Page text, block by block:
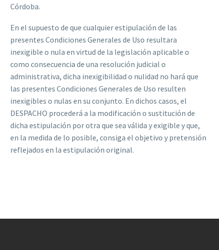
Córdoba.
En el supuesto de que cualquier estipulación de las
presentes Condiciones Generales de Uso resultara
inexigible o nula en virtud de la legislación aplicable o
como consecuencia de una resolución judicial o
administrativa, dicha inexigibilidad o nulidad no hará que
las presentes Condiciones Generales de Uso resulten
inexigibles o nulas en su conjunto. En dichos casos, el
DESPACHO procederá a la modificación o sustitución de
dicha estipulación por otra que sea válida y exigible y que,
en la medida de lo posible, consiga el objetivo y pretensión
reflejados en la estipulación original.